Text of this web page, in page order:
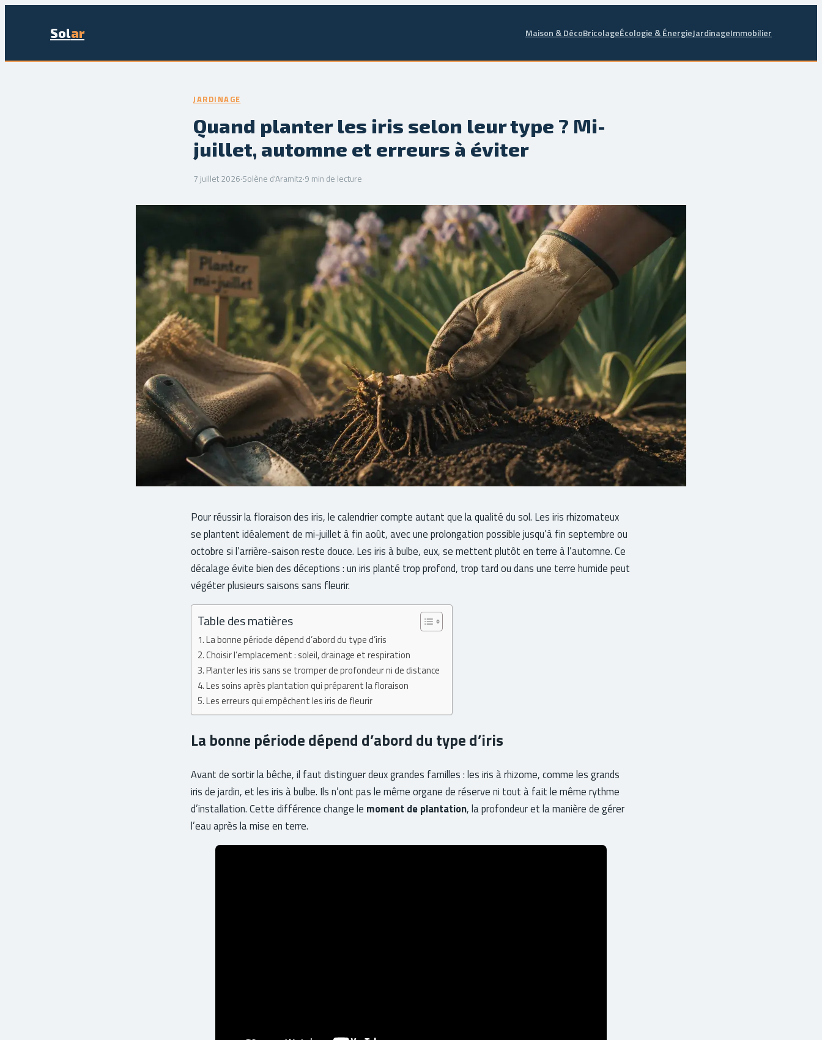
Solar Maison & DécoBricolageÉcologie & ÉnergieJardinageImmobilier
JARDINAGE
Quand planter les iris selon leur type ? Mi-
juillet, automne et erreurs à éviter
7 juillet 2026·Solène d'Aramitz·9 min de lecture
Pour réussir la floraison des iris, le calendrier compte autant que la qualité du sol. Les iris rhizomateux
se plantent idéalement de mi-juillet à fin août, avec une prolongation possible jusqu’à fin septembre ou
octobre si l’arrière-saison reste douce. Les iris à bulbe, eux, se mettent plutôt en terre à l’automne. Ce
décalage évite bien des déceptions : un iris planté trop profond, trop tard ou dans une terre humide peut
végéter plusieurs saisons sans fleurir.
Table des matières
La bonne période dépend d’abord du type d’iris
Choisir l’emplacement : soleil, drainage et respiration
Planter les iris sans se tromper de profondeur ni de distance
Les soins après plantation qui préparent la floraison
Les erreurs qui empêchent les iris de fleurir
La bonne période dépend d’abord du type d’iris
Avant de sortir la bêche, il faut distinguer deux grandes familles : les iris à rhizome, comme les grands
iris de jardin, et les iris à bulbe. Ils n’ont pas le même organe de réserve ni tout à fait le même rythme
d’installation. Cette différence change le moment de plantation, la profondeur et la manière de gérer
l’eau après la mise en terre.